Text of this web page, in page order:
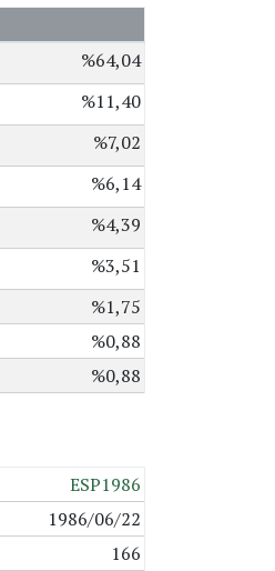
%64,04
%11,40
%7,02
%6,14
%4,39
%3,51
%1,75
%0,88
%0,88
ESP1986
1986/06/22
166